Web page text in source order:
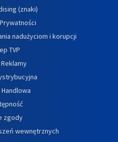
(znaki)
nadużyciom i korupcji
TVP
zgody
wewnętrznych